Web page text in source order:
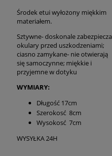
Środek etui wyłożony miękkim
materiałem.
Sztywne- doskonale zabezpiecza
okulary przed uszkodzeniami;
ciasno zamykane- nie otwierają
się samoczynne; miękkie i
przyjemne w dotyku
WYMIARY:
Długość 17cm
Szerokosć 8cm
Wysokosć 7cm
WYSYŁKA 24H